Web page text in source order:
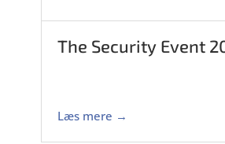
The Security Event
Læs mere →